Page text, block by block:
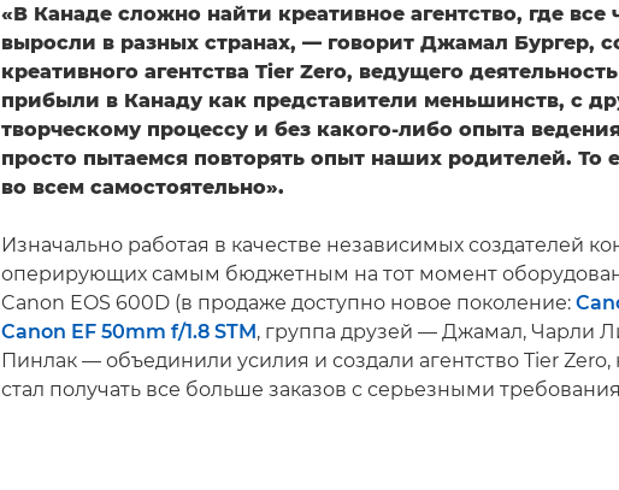
«В Канаде сложно найти креативное агентство, где
выросли в разных странах, — говорит Джамал Бургер,
креативного агентства Tier Zero, ведущего
прибыли в Канаду как представители меньшинств, с
творческому процессу и без какого-либо опыта
просто пытаемся повторять опыт наших родителей. То
во всем самостоятельно».
Изначально работая в качестве независимых создателей
оперирующих самым бюджетным на тот момент
Canon EOS 600D (в продаже доступно новое поколение:
Canon EF 50mm f/1.8 STM , группа друзей — Джамал, Чарли
Пинлак — объединили усилия и создали агентство Tier Zero,
стал получать все больше заказов с серьезными